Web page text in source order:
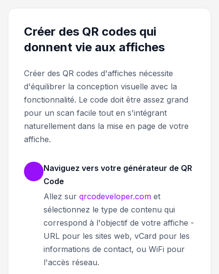
Créer des QR codes qui
donnent vie aux affiches
Créer des QR codes d'affiches nécessite
d'équilibrer la conception visuelle avec la
fonctionnalité. Le code doit être assez grand
pour un scan facile tout en s'intégrant
naturellement dans la mise en page de votre
affiche.
Naviguez vers votre générateur de QR
Code
Allez sur qrcodeveloper.com et
sélectionnez le type de contenu qui
correspond à l'objectif de votre affiche -
URL pour les sites web, vCard pour les
informations de contact, ou WiFi pour
l'accès réseau.